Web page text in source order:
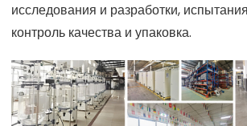
исследования и разработки,
контроль качества и упаковка.